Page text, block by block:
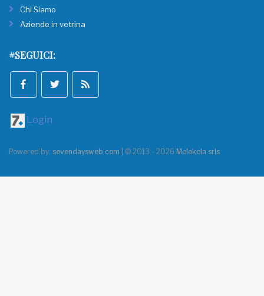
Chi Siamo
Aziende in vetrina
#SEGUICI:
Login
Powered by: sevendaysweb.com | © 2013 - 2026 Molekola srls